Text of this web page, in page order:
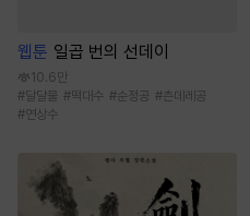
웹툰 일곱 번의 선데이
10.6만
#달달물 #떡대수 #순정공 #츤데레공
#연상수